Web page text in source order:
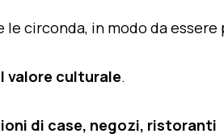
circonda, in modo da essere
valore culturale.
di case, negozi, ristoranti